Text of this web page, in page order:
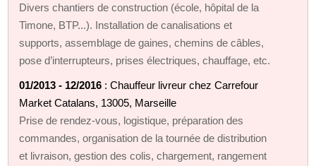
Divers chantiers de construction (école, hôpital de la
Timone, BTP...). Installation de canalisations et
supports, assemblage de gaines, chemins de câbles,
pose d’interrupteurs, prises électriques, chauffage, etc.
01/2013 - 12/2016 : Chauffeur livreur chez Carrefour
Market Catalans, 13005, Marseille
Prise de rendez-vous, logistique, préparation des
commandes, organisation de la tournée de distribution
et livraison, gestion des colis, chargement, rangement